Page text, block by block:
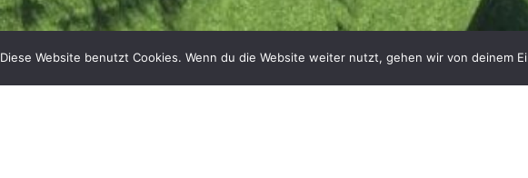
Diese Website benutzt Cookies. Wenn du die Website weiter nutzt, gehen wir von deinem